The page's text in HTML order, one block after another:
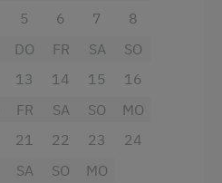
Verfügung. Das
und einem Haartrockner;
selbstverständlich
sowie der idyllische
zu Ihrem Apartment
versprechen.
5 6 7
8
DO
13
FR
14
SA
15
SO
16
FR
21
SA
22
SO
23
MO
24
SA
SO
MO